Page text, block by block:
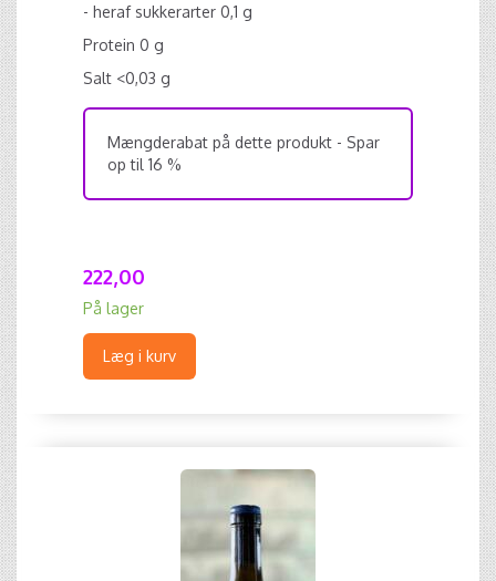
- heraf sukkerarter 0,1 g
Protein 0 g
Salt <0,03 g
Mængderabat på dette produkt - Spar
op til 16 %
222,00
På lager
Læg i kurv